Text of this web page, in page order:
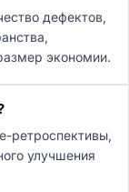
дефектов,
экономии.
ретроспективы,
улучшения